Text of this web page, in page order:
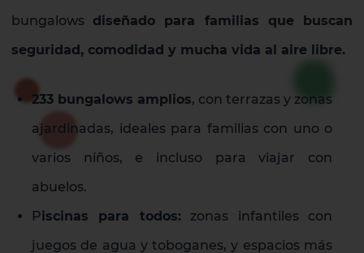
bungalows diseñado para familias que buscan
seguridad, comodidad y mucha vida al aire libre.
233 bungalows amplios, con terrazas y zonas
ajardinadas, ideales para familias con uno o
varios niños, e incluso para viajar con
abuelos.
Piscinas para todos:zonas infantiles con
juegos de agua y toboganes, y espacios más